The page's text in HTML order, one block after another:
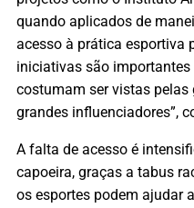
quando aplicados de
acesso à prática esportiva
iniciativas são
costumam ser vistas pelas
grandes influenciadores”,
A falta de acesso é
capoeira, graças a tabus
os esportes podem ajudar